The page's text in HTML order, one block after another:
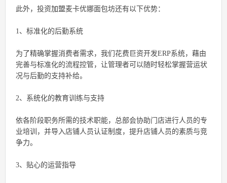
此外，投资加盟麦卡优娜面包坊还有以下优势：
1、标准化的后勤系统
为了精确掌握消费者需求，我们花费巨资开发ERP系统，藉由
完善与标准化的流程控管，让管理者可以随时轻松掌握营运状
况与后勤的支持补给。
2、系统化的教育训练与支持
依各阶段职务所需的技术职能，总部会协助门店进行人员的专
业培训，并导入店铺人员认证制度，提升店铺人员的素质与竞
争力。
3、贴心的运营指导